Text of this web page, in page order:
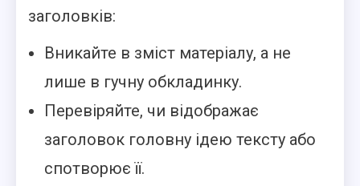
заголовків:
Вникайте в зміст матеріалу, а не
лише в гучну обкладинку.
Перевіряйте, чи відображає
заголовок головну ідею тексту або
спотворює її.